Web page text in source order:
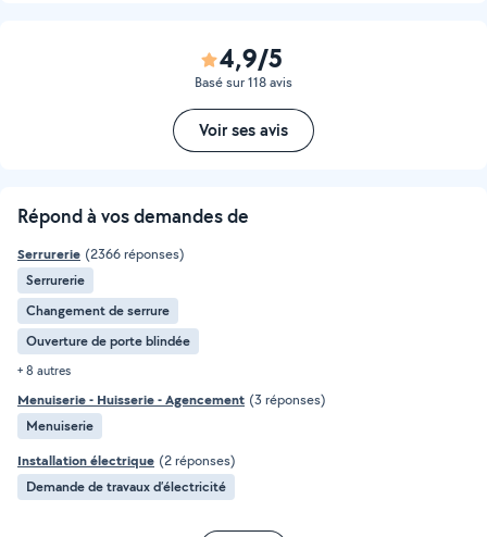
4,9/5
Basé sur 118 avis
Voir ses avis
Répond à vos demandes de
Serrurerie (2366 réponses)
Serrurerie
Changement de serrure
Ouverture de porte blindée
+ 8 autres
Menuiserie - Huisserie - Agencement (3 réponses)
Menuiserie
Installation électrique (2 réponses)
Demande de travaux d’électricité